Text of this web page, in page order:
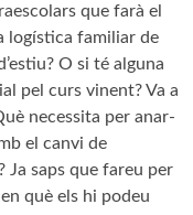
que farà el
logística familiar de
O si té alguna
pel curs vinent? Va a
necessita per anar-
el canvi de
Ja saps que fareu per
què els hi podeu